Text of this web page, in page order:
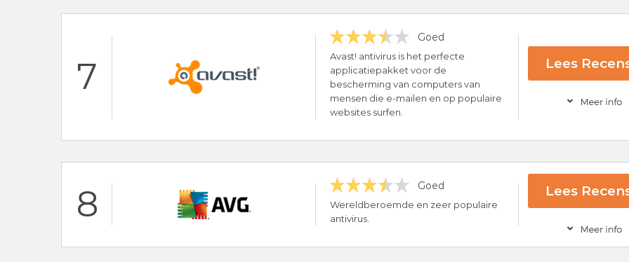
Bekend merk
Bezoek nu
7
Goed
Avast! antivirus is het perfecte
applicatiepakket voor de
bescherming van computers van
mensen die e-mailen en op populaire
websites surfen.
Lees
30 dagen-geld-terug-garantie
Populaire antivirus provider
Bezoek nu
8 Goed
Wereldberoemde en zeer populaire
antivirus.
Lees